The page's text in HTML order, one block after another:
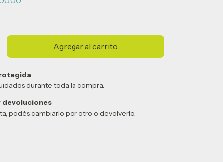
durante toda la compra.
devoluciones
podés cambiarlo por otro o devolverlo.